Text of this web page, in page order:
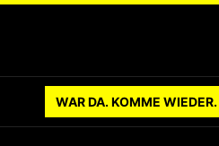
WAR DA. KOMME WIEDER.